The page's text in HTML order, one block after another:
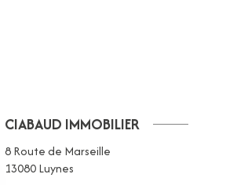
CIABAUD IMMOBILIER
8 Route de Marseille
13080Luynes